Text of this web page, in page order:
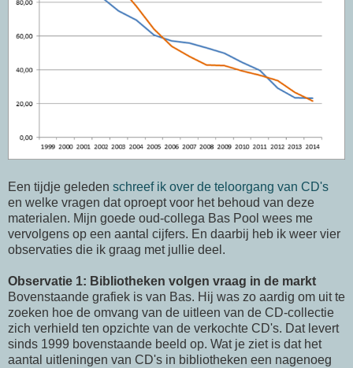
Een tijdje geleden schreef ik over de teloorgang van CD's
en welke vragen dat oproept voor het behoud van deze
materialen. Mijn goede oud-collega Bas Pool wees me
vervolgens op een aantal cijfers. En daarbij heb ik weer vier
observaties die ik graag met jullie deel.
Observatie 1: Bibliotheken volgen vraag in de markt
Bovenstaande grafiek is van Bas. Hij was zo aardig om uit te
zoeken hoe de omvang van de uitleen van de CD-collectie
zich verhield ten opzichte van de verkochte CD's. Dat levert
sinds 1999 bovenstaande beeld op. Wat je ziet is dat het
aantal uitleningen van CD's in bibliotheken een nagenoeg